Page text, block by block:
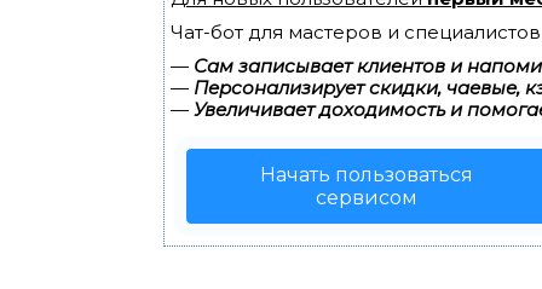
Чат-бот для мастеров и
— Сам записывает клиентов и
— Персонализирует скидки, чаевые,
— Увеличивает доходимость и
Начать пользоваться
сервисом